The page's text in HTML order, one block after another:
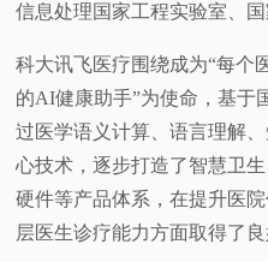
信息处理国家工程实验室、
科大讯飞医疗围绕成为“每个
的AI健康助手”为使命，基于
过医学语义计算、语言理解
心技术，逐步打造了智慧卫
硬件等产品体系，在提升医
层医生诊疗能力方面取得了良